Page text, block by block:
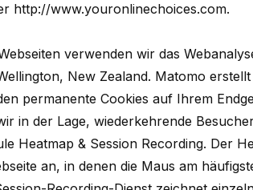
http://www.youronlinechoices.com.
verwenden wir das
New Zealand. Matomo
permanente Cookies auf Ihrem
in der Lage, wiederkehrende
Heatmap & Session Recording. Der
an, in denen die Maus am